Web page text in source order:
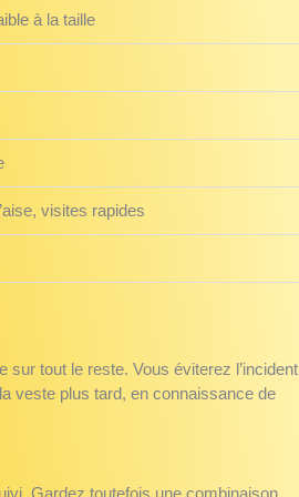
à la taille
visites rapides
tout le reste. Vous éviterez l’incident
veste plus tard, en connaissance de
Gardez toutefois une combinaison